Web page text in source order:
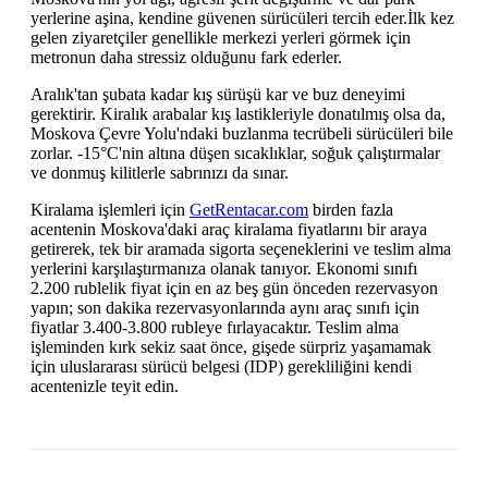
yerlerine aşina, kendine güvenen sürücüleri tercih eder.İlk kez
gelen ziyaretçiler genellikle merkezi yerleri görmek için
metronun daha stressiz olduğunu fark ederler.
Aralık'tan şubata kadar kış sürüşü kar ve buz deneyimi
gerektirir. Kiralık arabalar kış lastikleriyle donatılmış olsa da,
Moskova Çevre Yolu'ndaki buzlanma tecrübeli sürücüleri bile
zorlar. -15°C'nin altına düşen sıcaklıklar, soğuk çalıştırmalar
ve donmuş kilitlerle sabrınızı da sınar.
Kiralama işlemleri için GetRentacar.com birden fazla
acentenin Moskova'daki araç kiralama fiyatlarını bir araya
getirerek, tek bir aramada sigorta seçeneklerini ve teslim alma
yerlerini karşılaştırmanıza olanak tanıyor. Ekonomi sınıfı
2.200 rublelik fiyat için en az beş gün önceden rezervasyon
yapın; son dakika rezervasyonlarında aynı araç sınıfı için
fiyatlar 3.400-3.800 rubleye fırlayacaktır. Teslim alma
işleminden kırk sekiz saat önce, gişede sürpriz yaşamamak
için uluslararası sürücü belgesi (IDP) gerekliliğini kendi
acentenizle teyit edin.